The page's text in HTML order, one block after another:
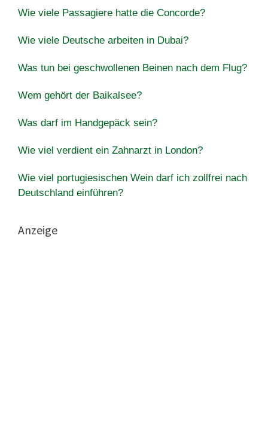
Wie viele Passagiere hatte die Concorde?
Wie viele Deutsche arbeiten in Dubai?
Was tun bei geschwollenen Beinen nach dem Flug?
Wem gehört der Baikalsee?
Was darf im Handgepäck sein?
Wie viel verdient ein Zahnarzt in London?
Wie viel portugiesischen Wein darf ich zollfrei nach
Deutschland einführen?
Anzeige